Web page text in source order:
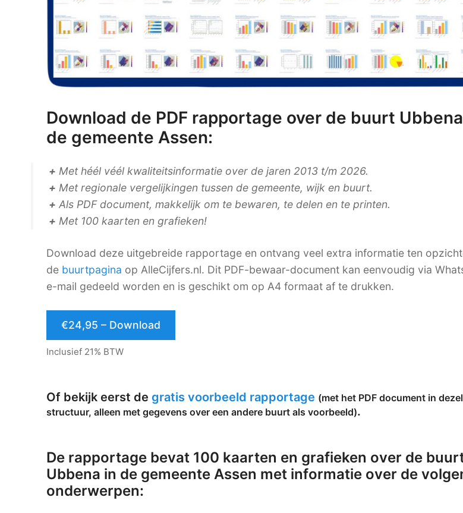
Download de PDF rapportage over de buurt
de gemeente Assen:
+ Met héél véél kwaliteitsinformatie over de jaren 2013 t/m 2026.
+ Met regionale vergelijkingen tussen de gemeente, wijk en buurt.
+ Als PDF document, makkelijk om te bewaren, te delen en te printen.
+ Met 100 kaarten en grafieken!
Download deze uitgebreide rapportage en ontvang veel extra informatie ten
de buurtpagina op AlleCijfers.nl. Dit PDF-bewaar-document kan eenvoudig via
e-mail gedeeld worden en is geschikt om op A4 formaat af te drukken.
€24,95 – Download
Inclusief 21% BTW
Of bekijk eerst de gratis voorbeeld rapportage (met het PDF document in
structuur, alleen met gegevens over een andere buurt als voorbeeld).
De rapportage bevat 100 kaarten en grafieken over de
Ubbena in de gemeente Assen met informatie over de
onderwerpen: